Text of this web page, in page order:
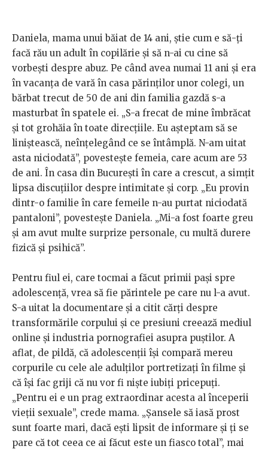
Daniela, mama unui băiat de 14 ani, știe cum e să-ți
facă rău un adult în copilărie și să n-ai cu cine să
vorbești despre abuz. Pe când avea numai 11 ani și era
în vacanța de vară în casa părinților unor colegi, un
bărbat trecut de 50 de ani din familia gazdă s-a
masturbat în spatele ei. „S-a frecat de mine îmbrăcat
și tot grohăia în toate direcțiile. Eu așteptam să se
liniștească, neînțelegând ce se întâmplă. N-am uitat
asta niciodată”, povestește femeia, care acum are 53
de ani. În casa din București în care a crescut, a simțit
lipsa discuțiilor despre intimitate și corp. „Eu provin
dintr-o familie în care femeile n-au purtat niciodată
pantaloni”, povestește Daniela. „Mi-a fost foarte greu
și am avut multe surprize personale, cu multă durere
fizică și psihică”.
Pentru fiul ei, care tocmai a făcut primii pași spre
adolescență, vrea să fie părintele pe care nu l-a avut.
S-a uitat la documentare și a citit cărți despre
transformările corpului și ce presiuni creează mediul
online și industria pornografiei asupra puștilor. A
aflat, de pildă, că adolescenții își compară mereu
corpurile cu cele ale adulților portretizați în filme și
că își fac griji că nu vor fi niște iubiți pricepuți.
„Pentru ei e un prag extraordinar acesta al începerii
vieții sexuale”, crede mama. „Șansele să iasă prost
sunt foarte mari, dacă ești lipsit de informare și ți se
pare că tot ceea ce ai făcut este un fiasco total”, mai